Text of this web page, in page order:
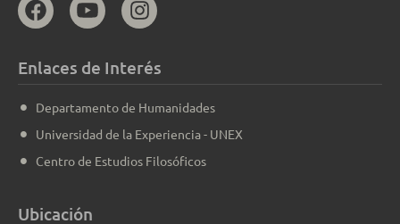
Enlaces de Interés
Departamento de Humanidades
Universidad de la Experiencia - UNEX
Centro de Estudios Filosóficos
Ubicación